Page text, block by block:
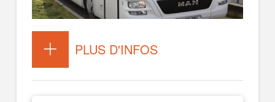
PLUS D'INFOS